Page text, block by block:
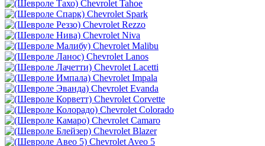
Chevrolet Tahoe
Chevrolet Spark
Chevrolet Rezzo
Chevrolet Niva
Chevrolet Malibu
Chevrolet Lanos
Chevrolet Lacetti
Chevrolet Impala
Chevrolet Evanda
Chevrolet Corvette
Chevrolet Colorado
Chevrolet Camaro
Chevrolet Blazer
Chevrolet Aveo 5